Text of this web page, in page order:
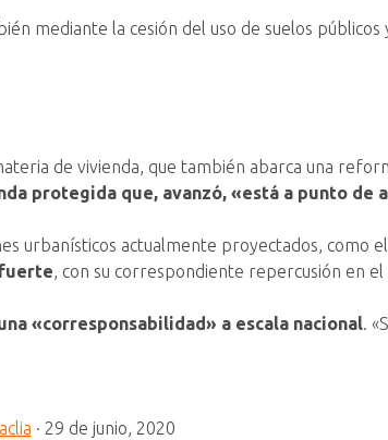
mediante la cesión del uso de suelos públicos
de vivienda, que también abarca una
protegida que, avanzó, «está a punto de
urbanísticos actualmente proyectados, como
, con su correspondiente repercusión en el
«corresponsabilidad» a escala nacional.
· 29 de junio, 2020